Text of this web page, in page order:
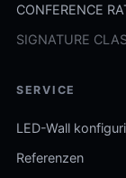
CONFERENCE
SIGNATURE
SERVICE
LED-Wall
Referenzen